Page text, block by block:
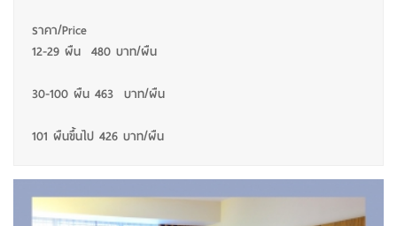
ราคา/Price
12-29 ผืน 480 บาท/ผืน
30-100 ผืน 463 บาท/ผืน
101 ผืนขึ้นไป 426 บาท/ผืน